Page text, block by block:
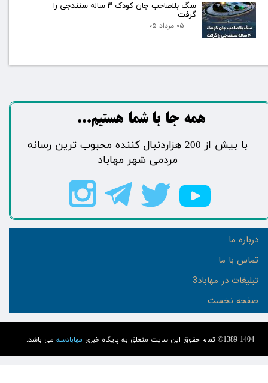
سگ بلاصاحب جان کودک ۳ ساله سنندجی را
گرفت
۰۵ مرداد ۰۵
1389-1404© تمام حقوق این سایت متعلق به پایگاه خبری مهابادسه می باشد.
درباره ما
تماس با ما
تبلیغات در مهاباد3
صفحه نخست
​​​همه جا با شما هستیم...​​​​​​​​​​​​​​
​با بیش از 200 هزاردنبال کننده محبوب ترین رسانه
مردمی شهر مهاباد​​​​​​​​​​​​​​